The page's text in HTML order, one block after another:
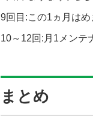
9回目:この1ヵ月はめ
10～12回:月1メンテ
まとめ